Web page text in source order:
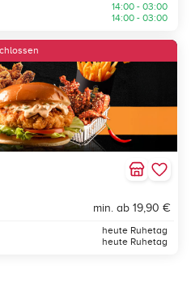
14:00 - 03:00
14:00 - 03:00
min. ab 19,90 €
heute Ruhetag
heute Ruhetag